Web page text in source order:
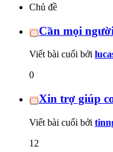
Chủ đề
Cần mọi
Viết bài cuối bởi
0
Xin trợ giúp
Viết bài cuối bởi
12